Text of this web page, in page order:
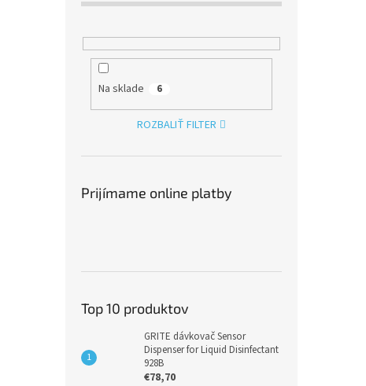
Na sklade 6
ROZBALIŤ FILTER
Prijímame online platby
Top 10 produktov
GRITE dávkovač Sensor
Dispenser for Liquid Disinfectant
928B
€78,70